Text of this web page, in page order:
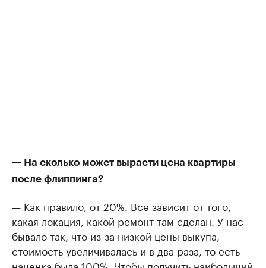
— На сколько может вырасти цена квартиры
после флиппинга?
— Как правило, от 20%. Все зависит от того,
какая локация, какой ремонт там сделан. У нас
бывало так, что из-за низкой цены выкупа,
стоимость увеличивалась и в два раза, то есть